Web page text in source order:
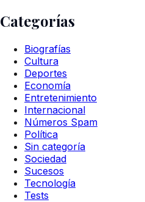
Categorías
Biografías
Cultura
Deportes
Economía
Entretenimiento
Internacional
Números Spam
Política
Sin categoría
Sociedad
Sucesos
Tecnología
Tests